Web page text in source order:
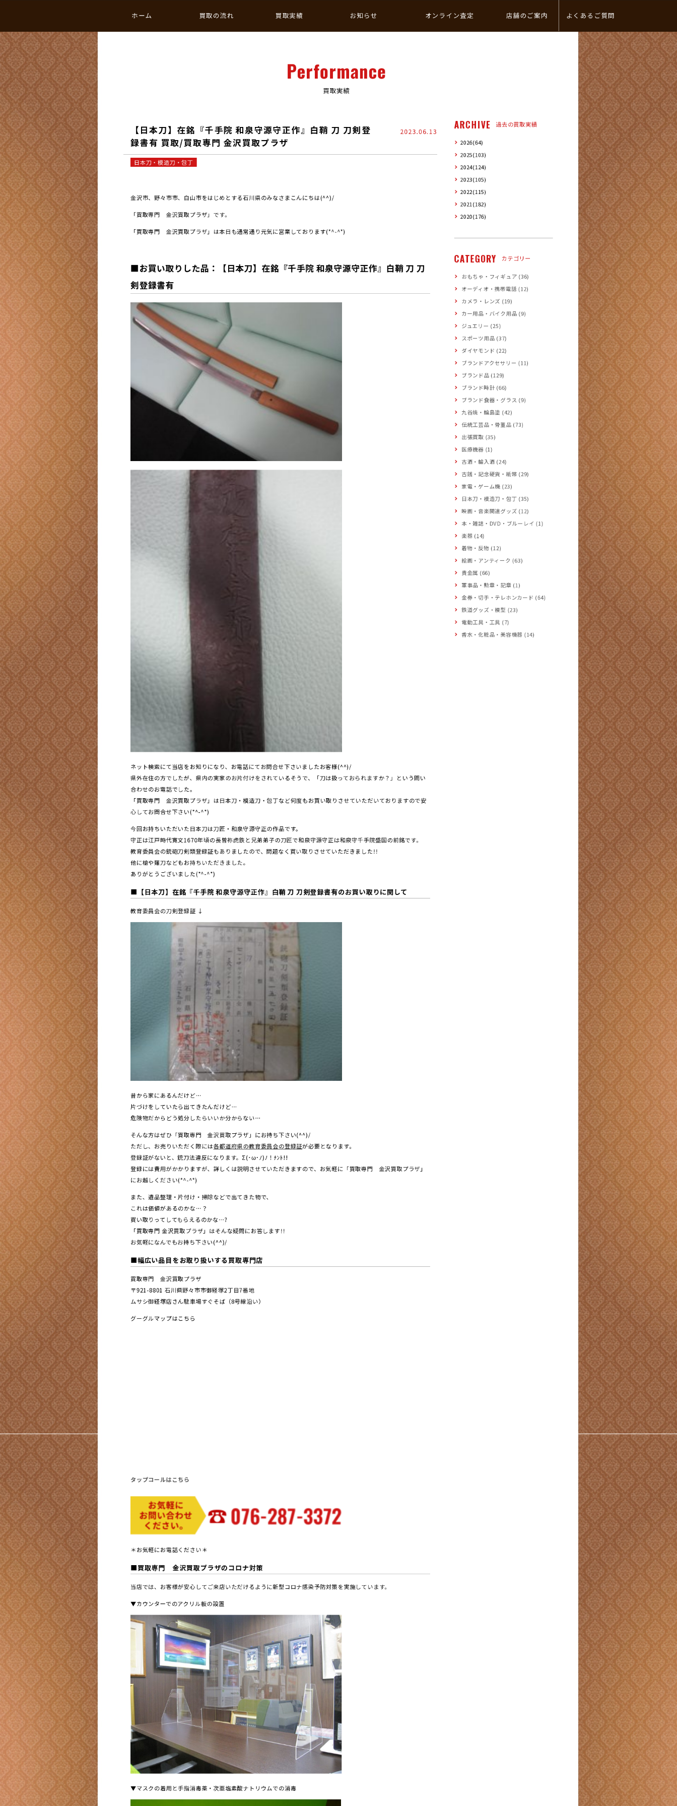
ホーム 買取の流れ 買取実績 お知らせ オンライン査定 店舗のご案内 よくあるご質問
Performance
買取実績
【日本刀】在銘『千手院 和泉守源守正作』白鞘 刀 刀剣登
録書有 買取/買取専門 金沢買取プラザ
2023.06.13
日本刀・模造刀・包丁
金沢市、野々市市、白山市をはじめとする石川県のみなさまこんにちは(^^)/
「買取専門 金沢買取プラザ」です。
「買取専門 金沢買取プラザ」は本日も通常通り元気に営業しております(*^-^*)
■お買い取りした品：【日本刀】在銘『千手院 和泉守源守正作』白鞘 刀 刀
剣登録書有
ネット検索にて当店をお知りになり、お電話にてお問合せ下さいましたお客様(^^)/
県外在住の方でしたが、県内の実家のお片付けをされているそうで、「刀は扱っておられますか？」という問い
合わせのお電話でした。
「買取専門 金沢買取プラザ」は日本刀・模造刀・包丁など何度もお買い取りさせていただいておりますので安
心してお問合せ下さい(*^-^*)
今回お持ちいただいた日本刀は刀匠・和泉守源守正の作品です。
守正は江戸時代寛文1670年頃の長曽祢虎鉄と兄弟弟子の刀匠で和泉守源守正は和泉守千手院盛国の前銘です。
教育委員会の銃砲刀剣類登録証もありましたので、問題なく買い取りさせていただきました!!
他に槍や薙刀などもお持ちいただきました。
ありがとうございました(*^-^*)
■ 【日本刀】在銘『千手院 和泉守源守正作』白鞘 刀 刀剣登録書有のお買い取りに関して
教育委員会の刀剣登録証 ↓
昔から家にあるんだけど…
片づけをしていたら出てきたんだけど…
危険物だからどう処分したらいいか分からない…
そんな方はぜひ「買取専門 金沢買取プラザ」にお持ち下さい(^^)/
ただし、お売りいただく際には各都道府県の教育委員会の登録証が必要となります。
登録証がないと、銃刀法違反になります。Σ(･ω･ﾉ)ﾉ！ﾅﾝﾄ!!
登録には費用がかかりますが、詳しくは説明させていただきますので、お気軽に「買取専門 金沢買取プラザ」
にお越しください(*^-^*)
また、遺品整理・片付け・掃除などで出てきた物で、
これは価値があるのかな…？
買い取りってしてもらえるのかな…?
「買取専門 金沢買取プラザ」はそんな疑問にお答します!!
お気軽になんでもお持ち下さい(^^)/
■幅広い品目をお取り扱いする買取専門店
買取専門 金沢買取プラザ
〒921-8801 ⽯川県野々市市御経塚2丁⽬7番地
ムサシ御経塚店さん駐車場すぐそば（8号線沿い）
グーグルマップはこちら
タップコールはこちら
＊お気軽にお電話ください＊
■買取専門 金沢買取プラザのコロナ対策
当店では、お客様が安心してご来店いただけるように新型コロナ感染予防対策を実施しています。
▼カウンターでのアクリル板の設置
▼マスクの着用と手指消毒薬・次亜塩素酸ナトリウムでの消毒
ARCHIVE 過去の買取実績
2026(64)
2025(103)
2024(124)
2023(105)
2022(115)
2021(182)
2020(176)
CATEGORY カテゴリー
おもちゃ・フィギュア (36)
オーディオ・携帯電話 (12)
カメラ・レンズ (19)
カー用品・バイク用品 (9)
ジュエリー (25)
スポーツ用品 (37)
ダイヤモンド (22)
ブランドアクセサリー (11)
ブランド品 (129)
ブランド時計 (66)
ブランド食器・グラス (9)
九谷焼・輪島塗 (42)
伝統工芸品・骨董品 (73)
出張買取 (35)
医療機器 (1)
古酒・輸入酒 (24)
古銭・記念硬貨・紙幣 (29)
家電・ゲーム機 (23)
日本刀・模造刀・包丁 (35)
映画・音楽関連グッズ (12)
本・雑誌・DVD・ブルーレイ (1)
楽器 (14)
着物・反物 (12)
絵画・アンティーク (63)
貴金属 (66)
軍事品・勲章・記章 (1)
金券・切手・テレホンカード (64)
鉄道グッズ・模型 (23)
電動工具・工具 (7)
香水・化粧品・美容機器 (14)